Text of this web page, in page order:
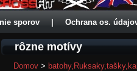
sporov Ochrana os.
rôzne motívy
Domov >